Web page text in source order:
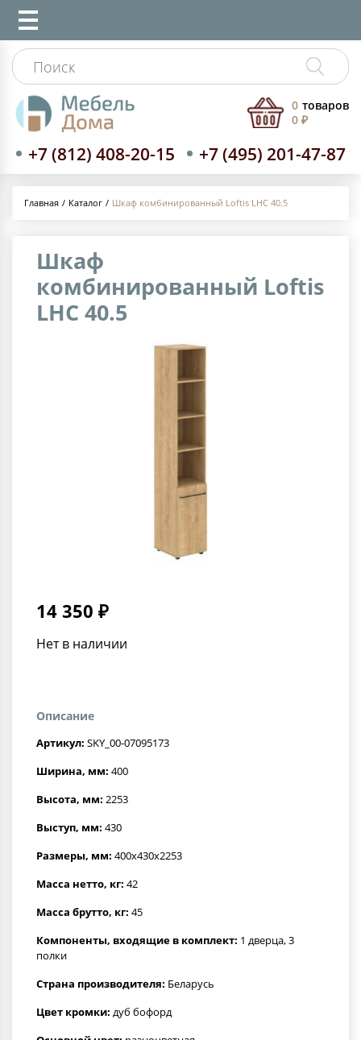
+7 (812) 408-20-15 +7 (495) 201-47-87
0 товаров
0 ₽
Главная Каталог Шкаф комбинированный Loftis LHC 40.5
Шкаф
комбинированный Loftis
LHC 40.5
14 350 ₽
Нет в наличии
Описание
Артикул: SKY_00-07095173
Ширина, мм: 400
Высота, мм: 2253
Выступ, мм: 430
Размеры, мм: 400x430x2253
Масса нетто, кг: 42
Масса брутто, кг: 45
Компоненты, входящие в комплект: 1 дверца, 3
полки
Страна производителя: Беларусь
Цвет кромки: дуб бофорд